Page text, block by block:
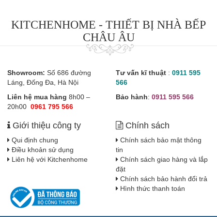
KITCHENHOME - THIẾT BỊ NHÀ BẾP
CHÂU ÂU
Showroom: Số 686 đường
Láng, Đống Đa, Hà Nội
Liên hệ mua hàng 8h00 –
20h00 0961 795 566
Tư vấn kĩ thuật : 0911 595
566
Bảo hành: 0911 595 566
Giới thiệu công ty
Qui định chung
Điều khoản sử dụng
Liên hệ với Kitchenhome
Chính sách
Chính sách bảo mật thông
tin
Chính sách giao hàng và lắp
đặt
Chính sách bảo hành đổi trả
Hình thức thanh toán